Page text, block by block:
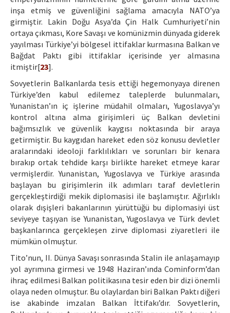
inşa etmiş ve güvenliğini sağlama amacıyla NATO’ya
girmiştir. Lakin Doğu Asya’da Çin Halk Cumhuriyeti’nin
ortaya çıkması, Kore Savaşı ve komünizmin dünyada giderek
yayılması Türkiye’yi bölgesel ittifaklar kurmasına Balkan ve
Bağdat Paktı gibi ittifaklar içerisinde yer almasına
itmiştir[23].
Sovyetlerin Balkanlarda tesis ettiği hegemonyaya direnen
Türkiye’den kabul edilemez taleplerde bulunmaları,
Yunanistan’ın iç işlerine müdahil olmaları, Yugoslavya’yı
kontrol altına alma girişimleri üç Balkan devletini
bağımsızlık ve güvenlik kaygısı noktasında bir araya
getirmiştir. Bu kaygıdan hareket eden söz konusu devletler
aralarındaki ideoloji farklılıkları ve sorunları bir kenara
bırakıp ortak tehdide karşı birlikte hareket etmeye karar
vermişlerdir. Yunanistan, Yugoslavya ve Türkiye arasında
başlayan bu girişimlerin ilk adımları taraf devletlerin
gerçekleştirdiği mekik diplomasisi ile başlamıştır. Ağırlıklı
olarak dışişleri bakanlarının yürüttüğü bu diplomasiyi üst
seviyeye taşıyan ise Yunanistan, Yugoslavya ve Türk devlet
başkanlarınca gerçekleşen zirve diplomasi ziyaretleri ile
mümkün olmuştur.
Tito’nun, II. Dünya Savaşı sonrasında Stalin ile anlaşamayıp
yol ayrımına girmesi ve 1948 Haziran’ında Cominform’dan
ihraç edilmesi Balkan politikasına tesir eden bir dizi önemli
olaya neden olmuştur. Bu olaylardan biri Balkan Paktı diğeri
ise akabinde imzalan Balkan İttifakı’dır. Sovyetlerin,